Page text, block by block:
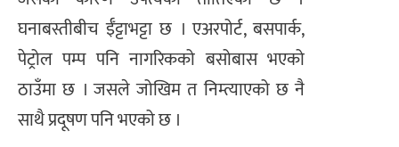
घनाबस्तीबीच ईँट्टाभट्टा छ । एअरपोर्ट, बसपार्क,
पेट्रोल पम्प पनि नागरिकको बसोबास भएको
ठाउँमा छ । जसले जोखिम त निम्त्याएको छ नै
साथै प्रदूषण पनि भएको छ ।